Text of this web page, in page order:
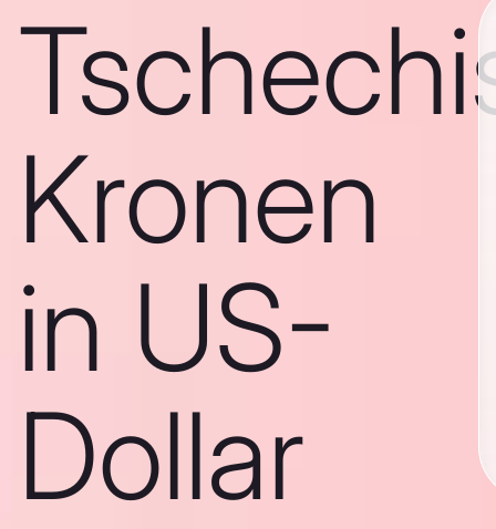
Kronen
in US-
Dollar